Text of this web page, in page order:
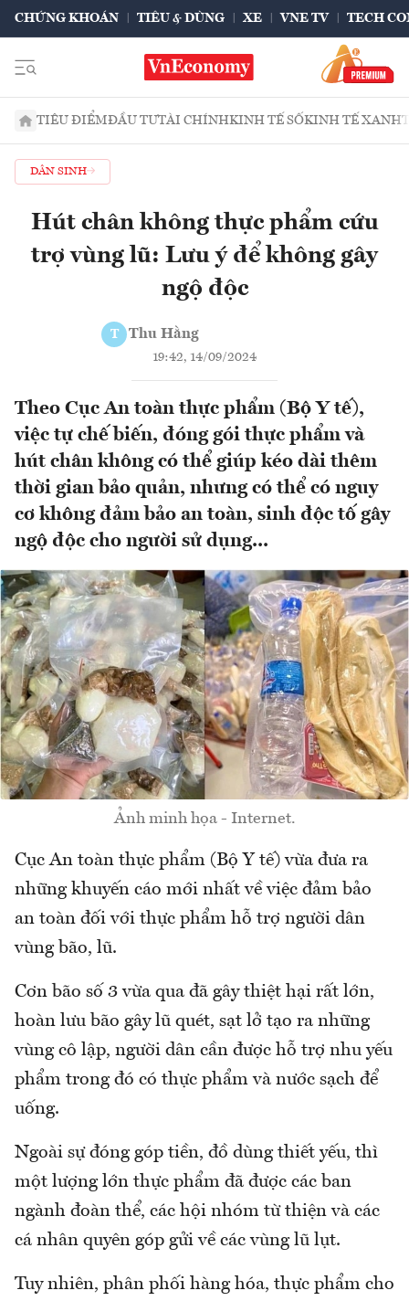
CHỨNG KHOÁN TIÊU & DÙNG XE VNE TV TECH
TIÊU ĐIỂMĐẦU TƯTÀI CHÍNHKINH TẾ SỐKINH TẾ XANH
DÂN SINH
Hút chân không thực phẩm cứu
trợ vùng lũ: Lưu ý để không gây
ngộ độc
T Thu Hằng
19:42, 14/09/2024
Theo Cục An toàn thực phẩm (Bộ Y tế),
việc tự chế biến, đóng gói thực phẩm và
hút chân không có thể giúp kéo dài thêm
thời gian bảo quản, nhưng có thể có nguy
cơ không đảm bảo an toàn, sinh độc tố gây
ngộ độc cho người sử dụng...
Ảnh minh họa - Internet.
Cục An toàn thực phẩm (Bộ Y tế) vừa đưa ra
những khuyến cáo mới nhất về việc đảm bảo
an toàn đối với thực phẩm hỗ trợ người dân
vùng bão, lũ.
Cơn bão số 3 vừa qua đã gây thiệt hại rất lớn,
hoàn lưu bão gây lũ quét, sạt lở tạo ra những
vùng cô lập, người dân cần được hỗ trợ nhu yếu
phẩm trong đó có thực phẩm và nước sạch để
uống.
Ngoài sự đóng góp tiền, đồ dùng thiết yếu, thì
một lượng lớn thực phẩm đã được các ban
ngành đoàn thể, các hội nhóm từ thiện và các
cá nhân quyên góp gửi về các vùng lũ lụt.
Tuy nhiên, phân phối hàng hóa, thực phẩm cho